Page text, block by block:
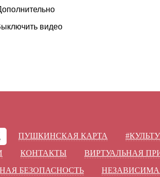
видео
ПУШКИНСКАЯ КАРТА
КОНТАКТЫ
ВИРТУАЛЬНАЯ
БЕЗОПАСНОСТЬ